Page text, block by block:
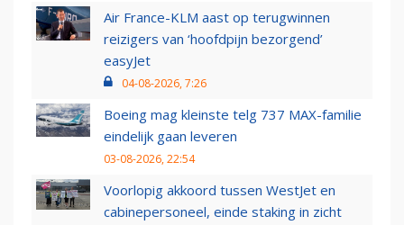
Air France-KLM aast op terugwinnen
reizigers van ‘hoofdpijn bezorgend’
easyJet
04-08-2026, 7:26
Boeing mag kleinste telg 737 MAX-familie
eindelijk gaan leveren
03-08-2026, 22:54
Voorlopig akkoord tussen WestJet en
cabinepersoneel, einde staking in zicht